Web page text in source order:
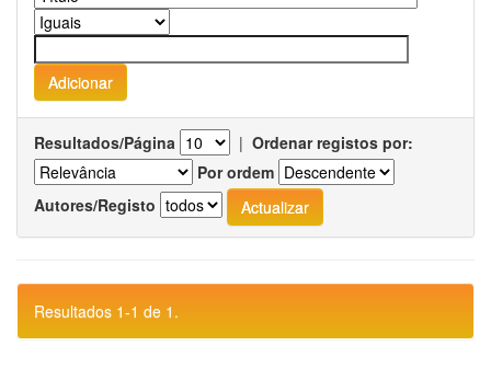
Resultados/Página | Ordenar registos por:
Por ordem
Autores/Registo
Resultados 1-1 de 1.